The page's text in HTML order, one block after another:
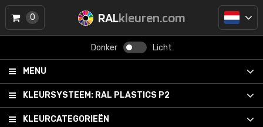
RALkleuren.com
Donker Licht
MENU
KLEURSYSTEEM: RAL PLASTICS P2
KLEURCATEGORIEËN
0